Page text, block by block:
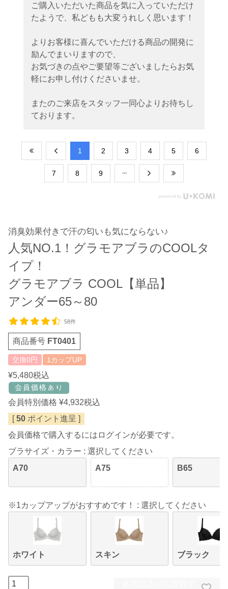
ご購入いただいた商品を気に入っていただけ
たようで、私どもも大変うれしく思います！
よりお客様に喜んでいただける商品の開発に
励んでまいりますので、
お気づきの点やご要望等ございましたらお気
軽にお申し付けくださいませ。
またのご来店をスタッフ一同心よりお待ちし
ております。
​1 ​2 ​3 ​4 ​5 ​6
​7 ​8 ​9
消臭効果付きで汗の匂いも気にならない♪
人気NO.1！グラモアブラのCOOLタ
イプ！
グラモアブラ COOL【単品】
アンダー65～80
58件
商品番号 FT0401
交換0円 1カップUP
¥5,480税込
会員特別価格 ¥4,932税込
[ 50 ポイント進呈 ]
会員価格で購入するにはログインが必要です。
ブラサイズ・カラー
選択してください
A70
A75 B65
※1カップアップがおすすめです！ 選択してください
ホワイト スキン ブラック